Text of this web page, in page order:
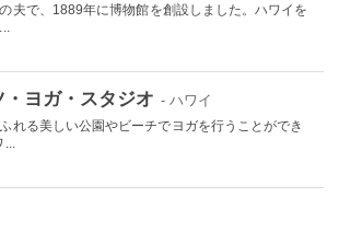
夫で、1889年に博物館を創設しました。ハワイを
ヨガ・スタジオ - ハワイ
れる美しい公園やビーチでヨガを行うことができ
...